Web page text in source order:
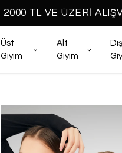
2000 TL VE ÜZERİ
Üst
Giyim
Alt
Giyim
Dış